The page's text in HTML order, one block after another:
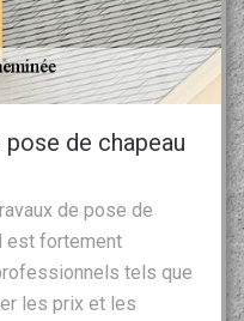
de chapeau
de pose de
est fortement
tels que
les prix et les